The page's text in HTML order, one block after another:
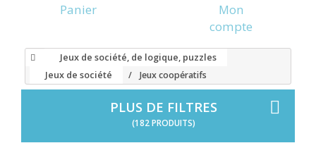
Panier
Mon
compte
Jeux de société, de logique, puzzles
Jeux de société
Jeux coopératifs
PLUS DE FILTRES
(182 PRODUITS)